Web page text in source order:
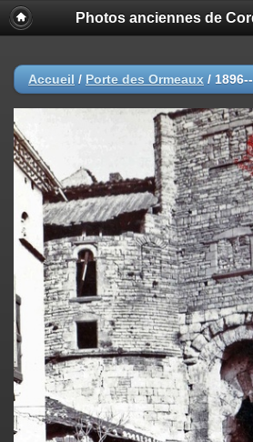
Photos anciennes de
Accueil / Porte des Ormeaux /